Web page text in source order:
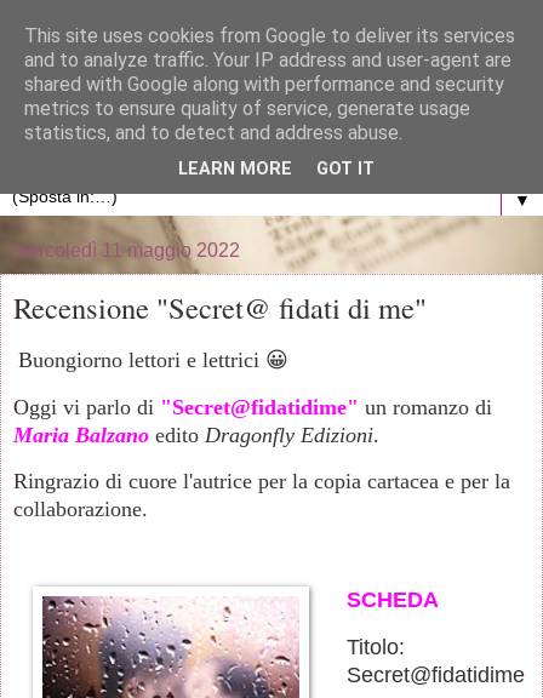
La libreria di Anna
Blog personale dedicato al mondo dei libri
▼
mercoledì 11 maggio 2022
Recensione "Secret@ fidati di me"
Buongiorno lettori e lettrici 😀
Oggi vi parlo di "Secret@fidatidime" un romanzo di
Maria Balzano edito Dragonfly Edizioni.
Ringrazio di cuore l'autrice per la copia cartacea e per la
collaborazione.
SCHEDA
Titolo:
Secret@fidatidime
This site uses cookies from Google to deliver its services
and to analyze traffic. Your IP address and user-agent are
shared with Google along with performance and security
metrics to ensure quality of service, generate usage
statistics, and to detect and address abuse.
LEARN MORE GOT IT